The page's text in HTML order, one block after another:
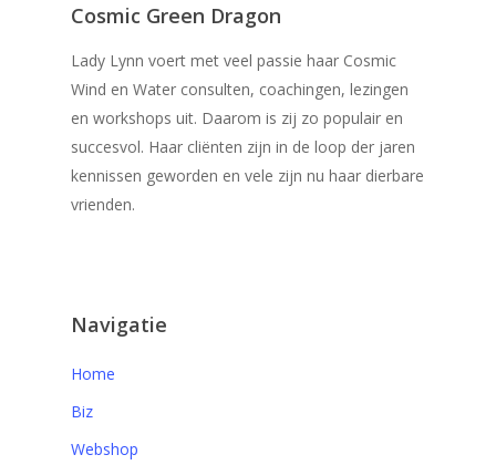
Cosmic Green Dragon
Lady Lynn voert met veel passie haar Cosmic
Wind en Water consulten, coachingen, lezingen
en workshops uit. Daarom is zij zo populair en
succesvol. Haar cliënten zijn in de loop der jaren
kennissen geworden en vele zijn nu haar dierbare
vrienden.
Navigatie
Home
Biz
Webshop